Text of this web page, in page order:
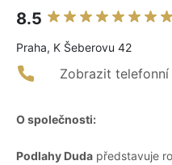
8.5
Praha, K Šeberovu 42
Zobrazit telefonní
O společnosti:
Podlahy Duda představuje